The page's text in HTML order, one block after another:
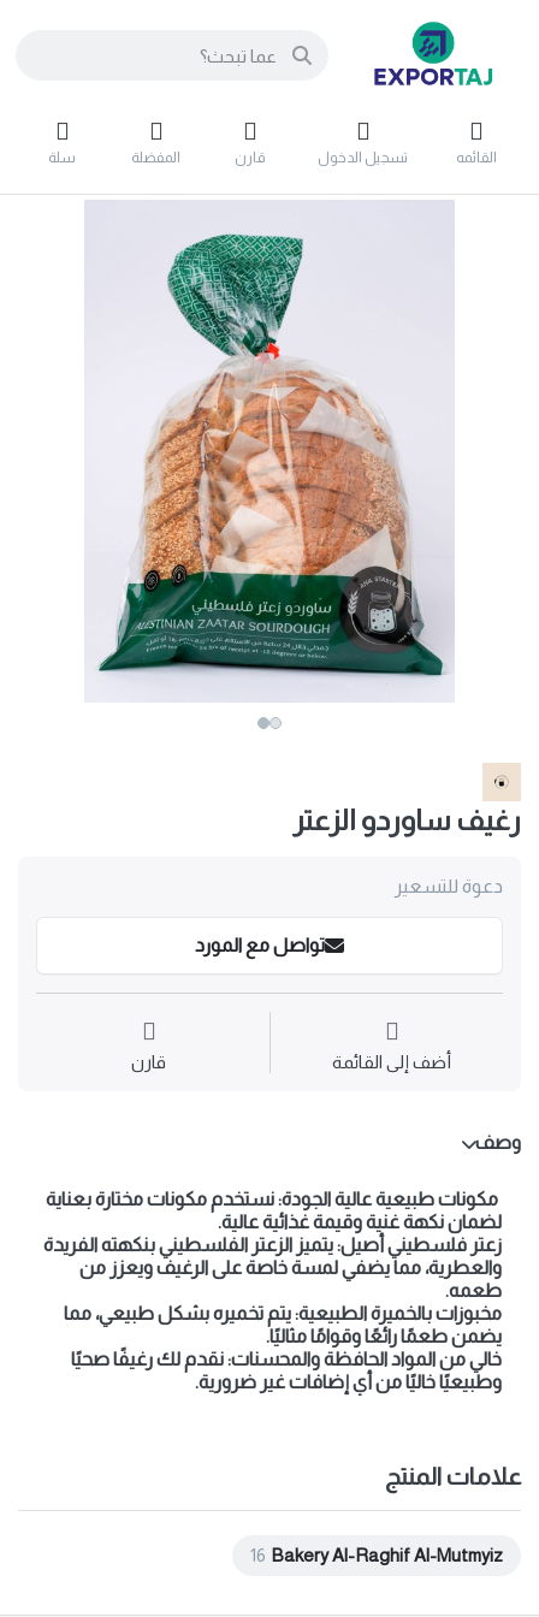
القائمه تسجيل الدخول قارن المفضلة سلة
رغيف ساوردو الزعتر
دعوة للتسعير
تواصل مع المورد
أضف إلى القائمة قارن
وصف
مكونات طبيعية عالية الجودة: نستخدم مكونات مختارة بعناية
لضمان نكهة غنية وقيمة غذائية عالية.
زعتر فلسطيني أصيل: يتميز الزعتر الفلسطيني بنكهته الفريدة
والعطرية، مما يضفي لمسة خاصة على الرغيف ويعزز من
طعمه.
مخبوزات بالخميرة الطبيعية: يتم تخميره بشكل طبيعي، مما
يضمن طعمًا رائعًا وقوامًا مثاليًا.
خالي من المواد الحافظة والمحسنات: نقدم لك رغيفًا صحيًا
وطبيعيًا خاليًا من أي إضافات غير ضرورية.
علامات المنتج
Bakery Al-Raghif Al-Mutmyiz
16